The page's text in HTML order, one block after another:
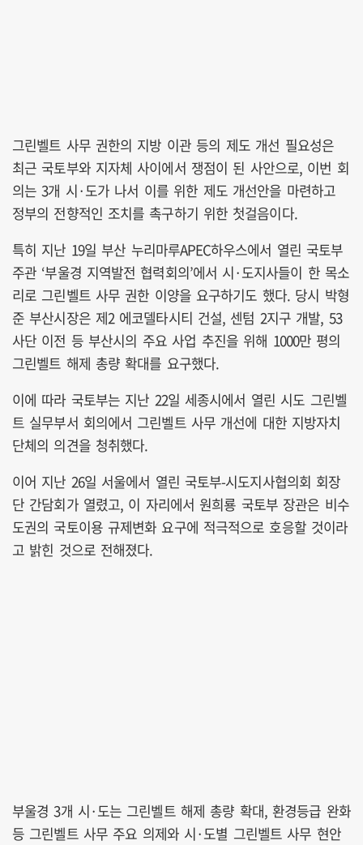
그린벨트 사무 권한의 지방 이관 등의 제도 개선 필요성은
최근 국토부와 지자체 사이에서 쟁점이 된 사안으로, 이번 회
의는 3개 시·도가 나서 이를 위한 제도 개선안을 마련하고
정부의 전향적인 조치를 촉구하기 위한 첫걸음이다.
특히 지난 19일 부산 누리마루APEC하우스에서 열린 국토부
주관 ‘부울경 지역발전 협력회의’에서 시·도지사들이 한 목소
리로 그린벨트 사무 권한 이양을 요구하기도 했다. 당시 박형
준 부산시장은 제2 에코델타시티 건설, 센텀 2지구 개발, 53
사단 이전 등 부산시의 주요 사업 추진을 위해 1000만 평의
그린벨트 해제 총량 확대를 요구했다.
이에 따라 국토부는 지난 22일 세종시에서 열린 시도 그린벨
트 실무부서 회의에서 그린벨트 사무 개선에 대한 지방자치
단체의 의견을 청취했다.
이어 지난 26일 서울에서 열린 국토부-시도지사협의회 회장
단 간담회가 열렸고, 이 자리에서 원희룡 국토부 장관은 비수
도권의 국토이용 규제변화 요구에 적극적으로 호응할 것이라
고 밝힌 것으로 전해졌다.
부울경 3개 시·도는 그린벨트 해제 총량 확대, 환경등급 완화
등 그린벨트 사무 주요 의제와 시·도별 그린벨트 사무 현안